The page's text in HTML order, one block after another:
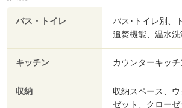
バス・トイレ
バス･トイレ別、
追焚機能、温水洗
キッチン カウンターキッチ
収納
収納スペース、
ゼット、クローゼ